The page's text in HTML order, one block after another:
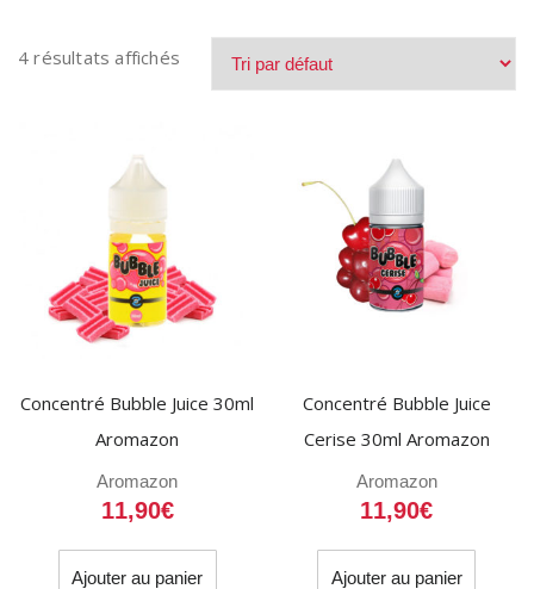
4 résultats affichés
Concentré Bubble Juice 30ml
Aromazon
Aromazon
11,90€
Ajouter au panier
Concentré Bubble Juice
Cerise 30ml Aromazon
Aromazon
11,90€
Ajouter au panier